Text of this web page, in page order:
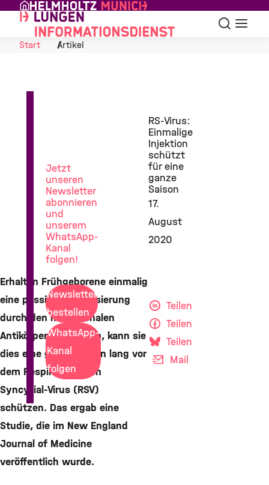
Skip to Content
Suche
Start
Artikel
RS-Virus:
Einmalige
Injektion
schützt
für eine
ganze
Saison
17.
August
2020
Erhalten Frühgeborene einmalig
eine passive Immunisierung
durch den monoklonalen
Antikörper Nirsevimab, kann sie
dies eine ganze Saison lang vor
dem Respiratorischen
Syncytial-Virus (RSV)
schützen. Das ergab eine
Studie, die im New England
Journal of Medicine
veröffentlich wurde.
Teilen
Teilen
Teilen
Mail
Jetzt
unseren
Newsletter
abonnieren
und
unserem
WhatsApp-
Kanal
folgen!
Newsletter
bestellen
WhatsApp-
Kanal
folgen